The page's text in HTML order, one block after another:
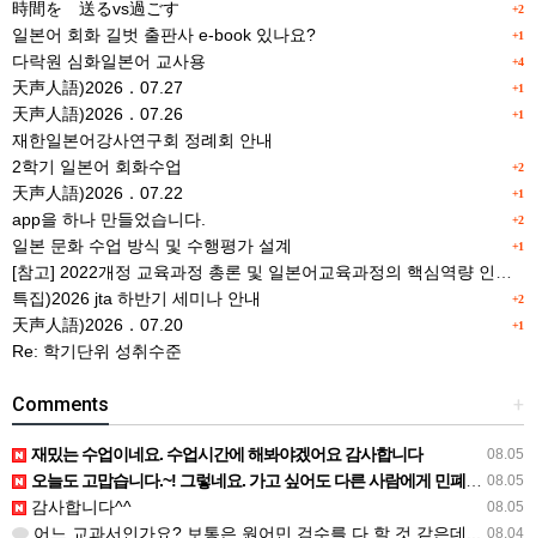
+2
時間を 送るvs過ごす
+1
일본어 회화 길벗 출판사 e-book 있나요?
+4
다락원 심화일본어 교사용
+1
天声人語)2026．07.27
+1
天声人語)2026．07.26
재한일본어강사연구회 정례회 안내
+2
2학기 일본어 회화수업
+1
天声人語)2026．07.22
+2
app을 하나 만들었습니다.
+1
일본 문화 수업 방식 및 수행평가 설계
+2
특집)2026 jta 하반기 세미나 안내
+1
天声人語)2026．07.20
Re: 학기단위 성취수준
+
Comments
08.05
재밌는 수업이네요. 수업시간에 해봐야겠어요 감사합니다
08.05
오늘도 고맙습니다.~! 그렇네요. 가고 싶어도 다른 사람에게 민폐는 안되는 것... 감사해요. ^^
08.05
감사합니다^^
08.04
어느 교과서인가요? 보통은 원어민 검수를 다 할 것 같은데...